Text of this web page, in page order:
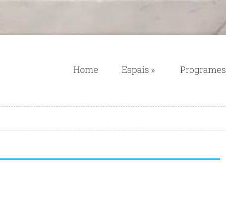
Home Espais » Programes